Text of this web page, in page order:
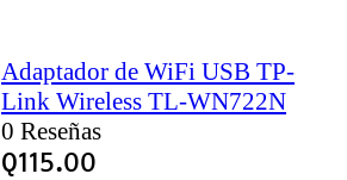
Adaptador de WiFi USB TP-
Link Wireless TL-WN722N
0 Reseñas
Q115.00